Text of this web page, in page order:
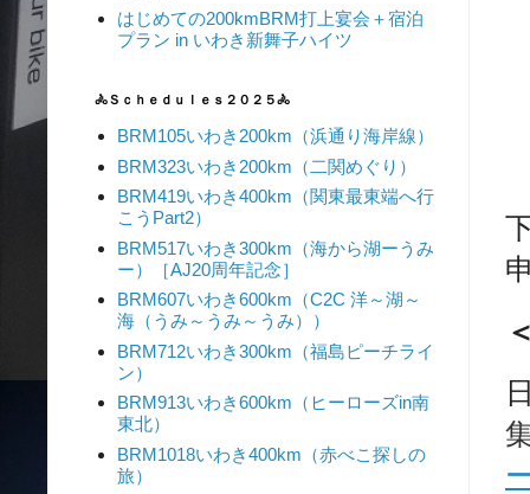
はじめての200kmBRM打上宴会＋宿泊
プラン in いわき新舞子ハイツ
🚴Ｓｃｈｅｄｕｌｅｓ２０２５🚴
BRM105いわき200km（浜通り海岸線）
BRM323いわき200km（二関めぐり）
BRM419いわき400km（関東最東端へ行
こうPart2）
BRM517いわき300km（海から湖ーうみ
ー）［AJ20周年記念］
BRM607いわき600km（C2C 洋～湖～
海（うみ～うみ～うみ））
BRM712いわき300km（福島ピーチライ
ン）
BRM913いわき600km（ヒーローズin南
東北）
BRM1018いわき400km（赤べこ探しの
旅）